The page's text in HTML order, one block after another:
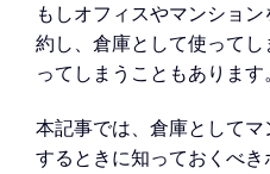
もしオフィスやマンショ
約し、倉庫として使って
ってしまうこともあります。
本記事では、倉庫として
するときに知っておくべ